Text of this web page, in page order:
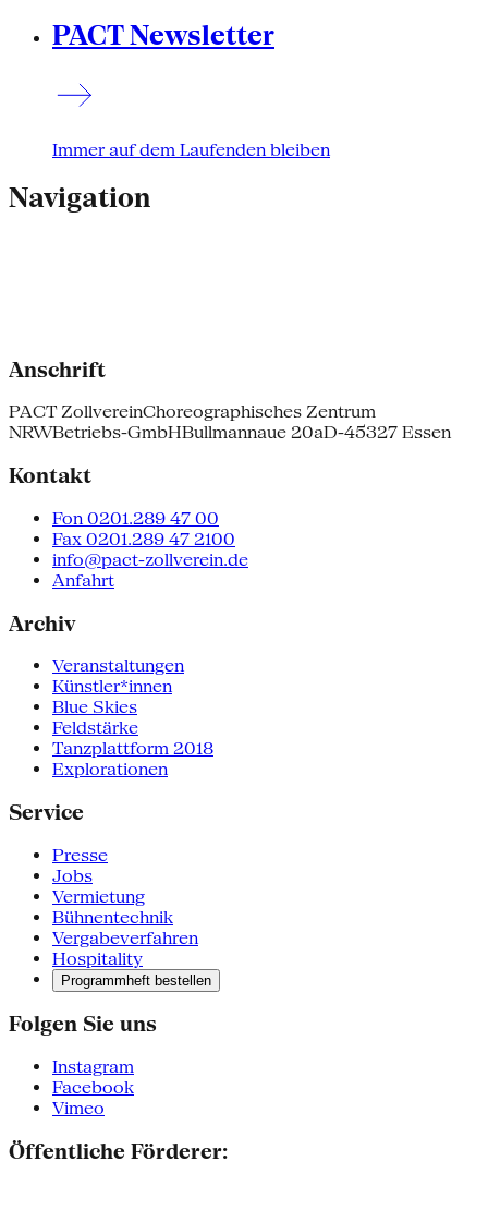
PACT Newsletter
Immer auf dem Laufenden bleiben
Navigation
Anschrift
PACT ZollvereinChoreographisches Zentrum
NRWBetriebs-GmbHBullmannaue 20aD-45327 Essen
Kontakt
Fon 0201.289 47 00
Fax 0201.289 47 2100
info@pact-zollverein.de
Anfahrt
Archiv
Veranstaltungen
Künstler*innen
Blue Skies
Feldstärke
Tanzplattform 2018
Explorationen
Service
Presse
Jobs
Vermietung
Bühnentechnik
Vergabeverfahren
Hospitality
Programmheft bestellen
Folgen Sie uns
Instagram
Facebook
Vimeo
Öffentliche Förderer: